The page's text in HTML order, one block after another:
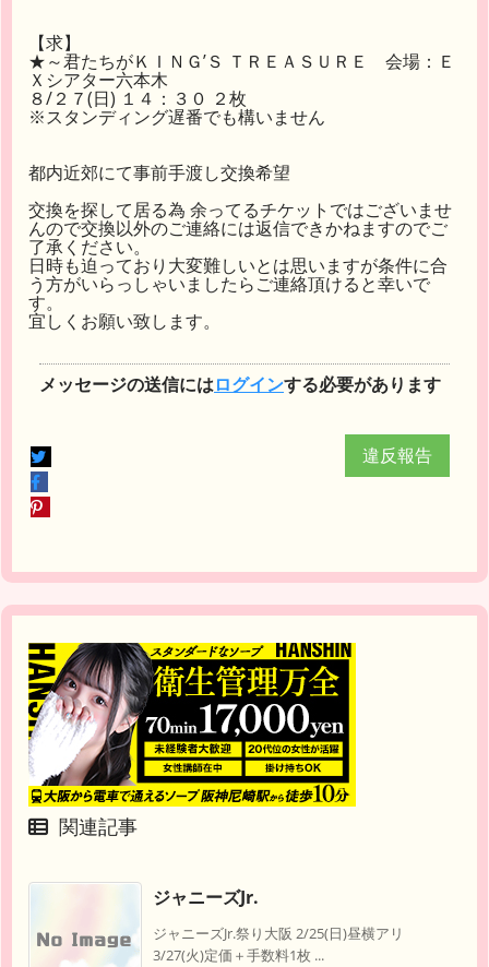
【求】
★～君たちがＫＩＮＧ’Ｓ ＴＲＥＡＳＵＲＥ 会場：Ｅ
Ｘシアター六本木
８/２７(日) １４：３０ ２枚
※スタンディング遅番でも構いません
都内近郊にて事前手渡し交換希望
交換を探して居る為 余ってるチケットではございませ
んので交換以外のご連絡には返信できかねますのでご
了承ください。
日時も迫っており大変難しいとは思いますが条件に合
う方がいらっしゃいましたらご連絡頂けると幸いで
す。
宜しくお願い致します。
メッセージの送信にはログインする必要があります
違反報告
関連記事
ジャニーズJr.
ジャニーズJr.祭り大阪 2/25(日)昼横アリ
3/27(火)定価＋手数料1枚 ...